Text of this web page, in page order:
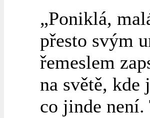
„Poniklá,
přesto svým
řemeslem
na světě, kde
co jinde není.